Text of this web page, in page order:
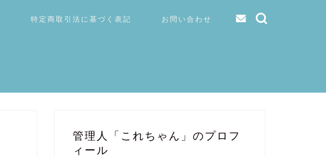
特定商取引法に基づく表記 お問い合わせ
管理人「これちゃん」のプロフ
ィール